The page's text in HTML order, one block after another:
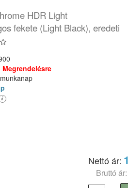
HDR Light
fekete (Light Black), eredeti
Megrendelésre
Nettó ár:
Bruttó